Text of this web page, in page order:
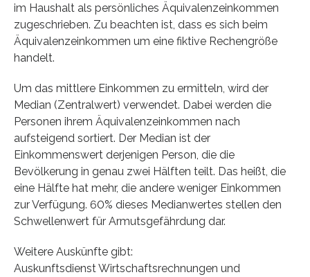
im Haushalt als persönliches Äquivalenzeinkommen
zugeschrieben. Zu beachten ist, dass es sich beim
Äqui­va­lenzeinkommen um eine fiktive Rechengröße
handelt.
Um das mittlere Einkommen zu ermitteln, wird der
Median (Zentralwert) verwendet. Dabei werden die
Personen ihrem Äquivalenzeinkommen nach
aufsteigend sortiert. Der Median ist der
Einkommenswert derjenigen Person, die die
Bevölkerung in genau zwei Hälften teilt. Das heißt, die
eine Hälfte hat mehr, die andere weniger Einkommen
zur Verfügung. 60% dieses Medianwertes stellen den
Schwellenwert für Armutsgefährdung dar.
Weitere Auskünfte gibt:
Auskunftsdienst Wirtschaftsrechnungen und